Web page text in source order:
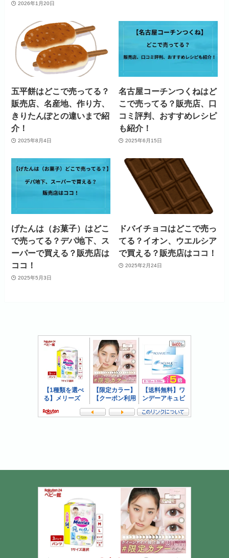
2026年1月20日
五平餅はどこで売ってる？
販売店、名産地、作り方、
きりたんぽとの違いまで紹
介！
2025年8月4日
名古屋コーチンつくねはど
こで売ってる？販売店、口
コミ評判、おすすめレシピ
も紹介！
2025年6月15日
げたんは（お菓子）はどこ
で売ってる？デパ地下、ス
ーパーで買える？販売店は
ココ！
2025年5月3日
ドバイチョコはどこで売っ
てる？イオン、ウエルシア
で買える？販売店はココ！
2025年2月24日